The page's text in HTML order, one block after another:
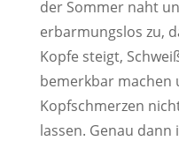
der Sommer naht
erbarmungslos zu,
Kopfe steigt,
bemerkbar
Kopfschmerzen
lassen. Genau dann